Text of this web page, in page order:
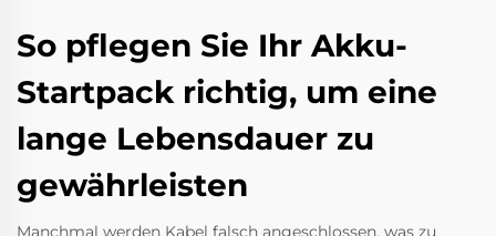
So pflegen Sie Ihr Akku-
Startpack richtig, um eine
lange Lebensdauer zu
gewährleisten
Manchmal werden Kabel falsch angeschlossen, was zu